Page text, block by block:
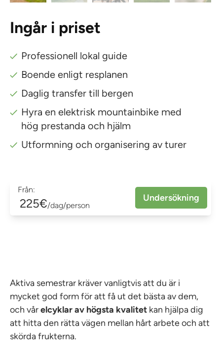
Ingår i priset
Professionell lokal guide
Boende enligt resplanen
Daglig transfer till bergen
Hyra en elektrisk mountainbike med
hög prestanda och hjälm
Utformning och organisering av turer
Från:
225€/dag/person
Undersökning
Aktiva semestrar kräver vanligtvis att du är i
mycket god form för att få ut det bästa av dem,
och vårelcyklar av högsta kvalitet kan hjälpa dig
att hitta den rätta vägen mellan hårt arbete och att
skörda frukterna.